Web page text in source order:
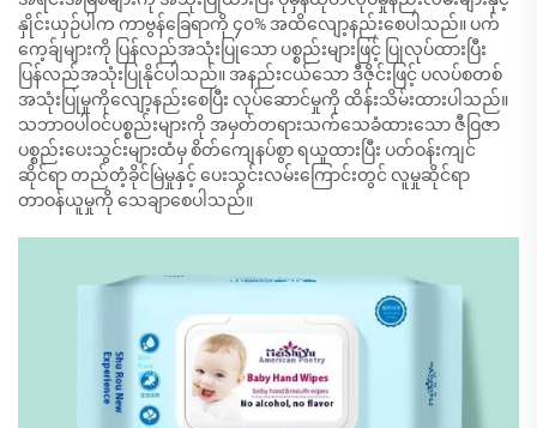
နှိုင်းယှဉ်ပါက ကာဗွန်ခြေရာကို ၄၀% အထိလျော့နည်းစေပါသည်။ ပက်
ကေ့ခ်ျများကို ပြန်လည်အသုံးပြုသော ပစ္စည်းများဖြင့် ပြုလုပ်ထားပြီး
ပြန်လည်အသုံးပြုနိုင်ပါသည်။ အနည်းငယ်သော ဒီဇိုင်းဖြင့် ပလပ်စတစ်
အသုံးပြုမှုကိုလျော့နည်းစေပြီး လုပ်ဆောင်မှုကို ထိန်းသိမ်းထားပါသည်။
သဘာဝပါဝင်ပစ္စည်းများကို အမှတ်တရားသက်သေခံထားသော ဇီဝြဇာ
ပစ္စည်းပေးသွင်းများထံမှ စိတ်ကျေနပ်စွာ ရယူထားပြီး ပတ်ဝန်းကျင်
ဆိုင်ရာ တည်တံ့ခိုင်မြဲမှုနှင့် ပေးသွင်းလမ်းကြောင်းတွင် လူမှုဆိုင်ရာ
တာဝန်ယူမှုကို သေချာစေပါသည်။